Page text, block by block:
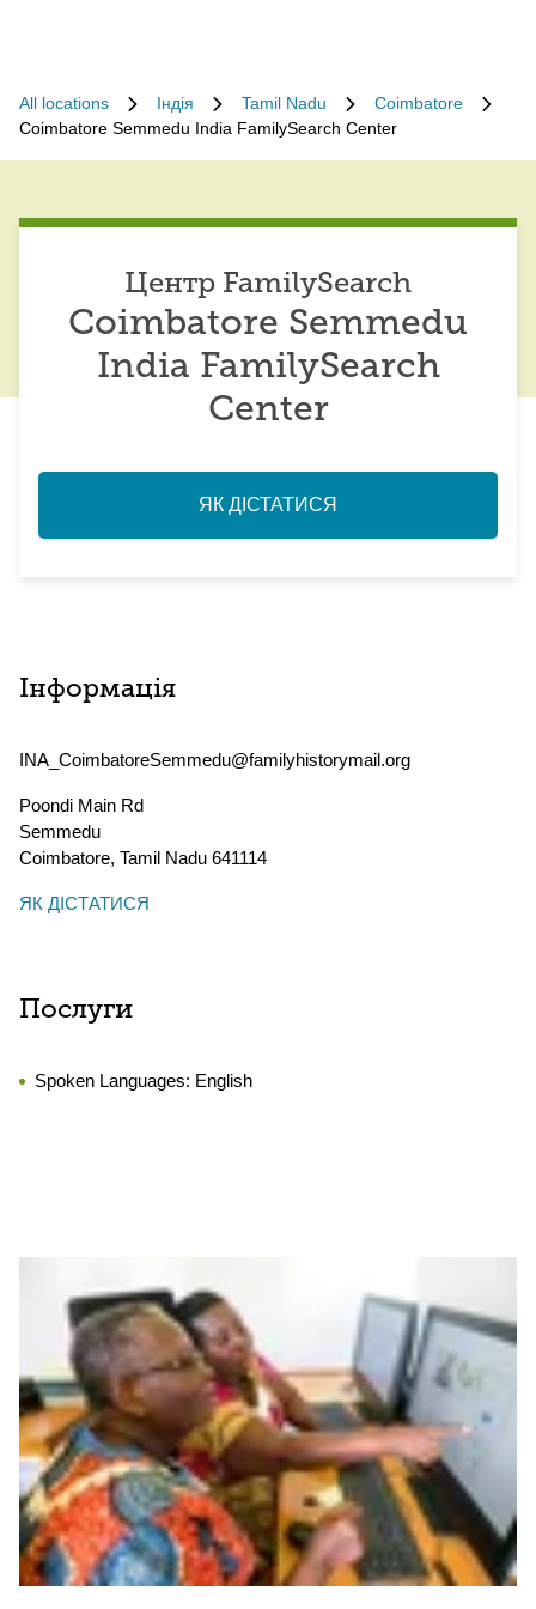
All locations Індія Tamil Nadu
Coimbatore
Coimbatore Semmedu India FamilySearch Center
Центр FamilySearch
Coimbatore Semmedu
India FamilySearch
Center
ЯК ДІСТАТИСЯ
Інформація
INA_CoimbatoreSemmedu@familyhistorymail.org
Poondi Main Rd
Semmedu
Coimbatore, Tamil Nadu 641114
ЯК ДІСТАТИСЯ
Послуги
Spoken Languages: English